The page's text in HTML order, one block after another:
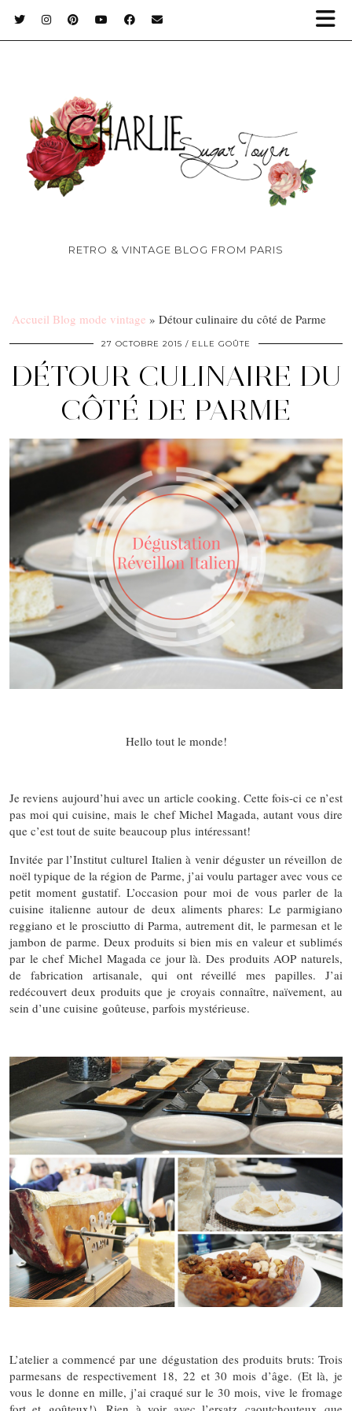
RETRO & VINTAGE BLOG FROM PARIS
Accueil Blog mode vintage » Détour culinaire du côté de Parme
27 OCTOBRE 2015 ELLE GOÛTE
DÉTOUR CULINAIRE DU
CÔTÉ DE PARME
Hello tout le monde!
Je reviens aujourd’hui avec un article cooking. Cette fois-ci ce n’est
pas moi qui cuisine, mais le chef Michel Magada, autant vous dire
que c’est tout de suite beaucoup plus intéressant!
Invitée par l’Institut culturel Italien à venir déguster un réveillon de
noël typique de la région de Parme, j’ai voulu partager avec vous ce
petit moment gustatif. L’occasion pour moi de vous parler de la
cuisine italienne autour de deux aliments phares: Le parmigiano
reggiano et le prosciutto di Parma, autrement dit, le parmesan et le
jambon de parme. Deux produits si bien mis en valeur et sublimés
par le chef Michel Magada ce jour là. Des produits AOP naturels,
de fabrication artisanale, qui ont réveillé mes papilles. J’ai
redécouvert deux produits que je croyais connaître, naïvement, au
sein d’une cuisine goûteuse, parfois mystérieuse.
L’atelier a commencé par une dégustation des produits bruts: Trois
parmesans de respectivement 18, 22 et 30 mois d’âge. (Et là, je
vous le donne en mille, j’ai craqué sur le 30 mois, vive le fromage